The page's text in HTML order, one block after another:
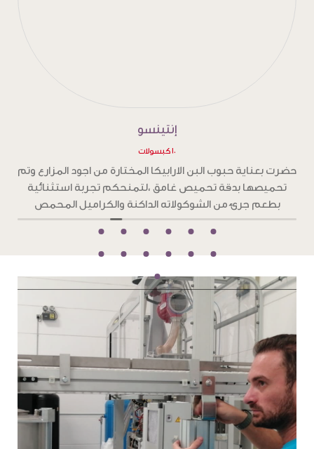
حبوب بن الارابيكا المختارة من اجود المزارع ، وتم
بدقة تحميص فاتح،لتمنحكم تجربة استثنائية تغمر
حواسكم بنكهات زهرية وفاكهية
حضرت